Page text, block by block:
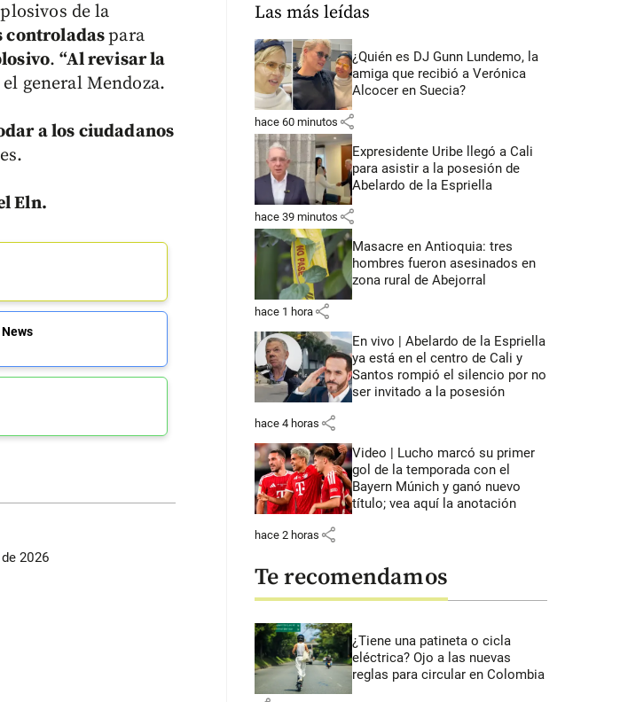
de la
controladaspara
.“Al revisar la
general Mendoza.
a los ciudadanos
Eln.
2026
Las más leídas
¿Quién es DJ Gunn Lundemo, la
amiga que recibió a Verónica
Alcocer en Suecia?
hace 60 minutos share
Expresidente Uribe llegó a Cali
para asistir a la posesión de
Abelardo de la Espriella
hace 39 minutos share
Masacre en Antioquia: tres
hombres fueron asesinados en
zona rural de Abejorral
hace 1 hora share
En vivo | Abelardo de la Espriella
ya está en el centro de Cali y
Santos rompió el silencio por no
ser invitado a la posesión
hace 4 horas share
Video | Lucho marcó su primer
gol de la temporada con el
Bayern Múnich y ganó nuevo
título; vea aquí la anotación
hace 2 horas share
Te recomendamos
¿Tiene una patineta o cicla
eléctrica? Ojo a las nuevas
reglas para circular en Colombia